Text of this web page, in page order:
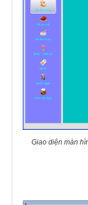
Giao diện màn